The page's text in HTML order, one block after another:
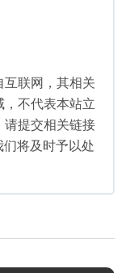
互联网，其相关
不代表本站立
请提交相关链接
将及时予以处